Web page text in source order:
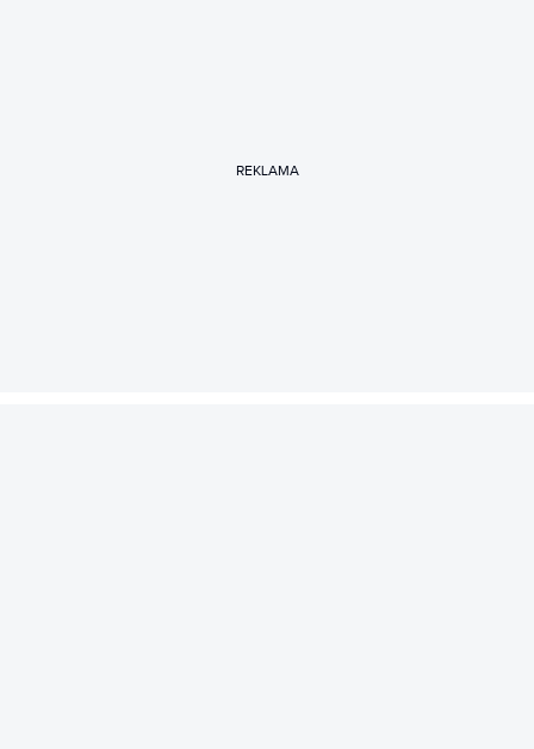
REKLAMA